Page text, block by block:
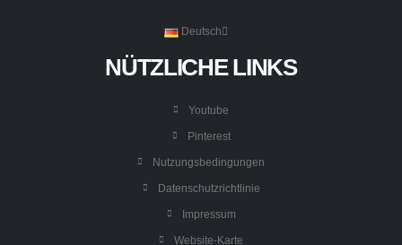
Deutsch
NÜTZLICHE LINKS
Youtube
Pinterest
Nutzungsbedingungen
Datenschutzrichtlinie
Impressum
Website-Karte